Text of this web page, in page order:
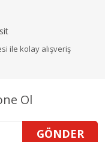
ile kolay alışveriş
Ol
GÖNDER